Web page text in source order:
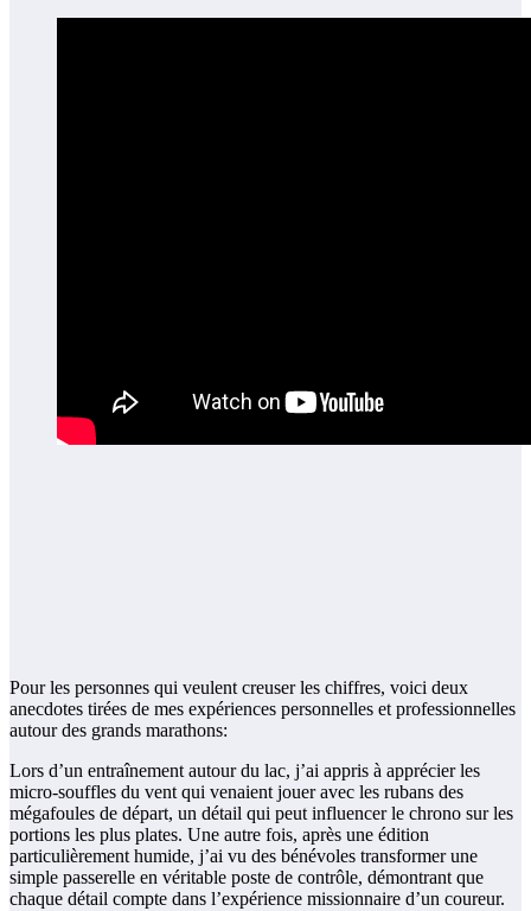
Pour les personnes qui veulent creuser les chiffres, voici deux
anecdotes tirées de mes expériences personnelles et professionnelles
autour des grands marathons:
Lors d’un entraînement autour du lac, j’ai appris à apprécier les
micro-souffles du vent qui venaient jouer avec les rubans des
mégafoules de départ, un détail qui peut influencer le chrono sur les
portions les plus plates. Une autre fois, après une édition
particulièrement humide, j’ai vu des bénévoles transformer une
simple passerelle en véritable poste de contrôle, démontrant que
chaque détail compte dans l’expérience missionnaire d’un coureur.